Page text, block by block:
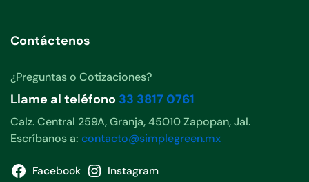
Contáctenos
¿Preguntas o Cotizaciones?
Llame al teléfono 33 3817 0761
Calz. Central 259A, Granja, 45010 Zapopan, Jal.
Escríbanos a: contacto@simplegreen.mx
Facebook Instagram